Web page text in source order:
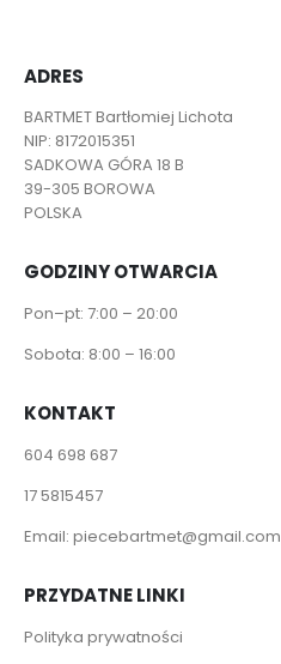
ADRES
BARTMET Bartłomiej Lichota
NIP: 8172015351
SADKOWA GÓRA 18 B
39-305 BOROWA
POLSKA
GODZINY OTWARCIA
Pon–pt: 7:00 – 20:00
Sobota: 8:00 – 16:00
KONTAKT
604 698 687
17 5815457
Email: piecebartmet@gmail.com
PRZYDATNE LINKI
Polityka prywatności